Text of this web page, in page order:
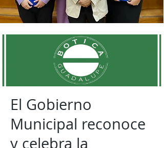
El Gobierno
Municipal reconoce
y celebra la